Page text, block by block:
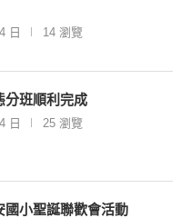
日 14 瀏覽
分班順利完成
日 25 瀏覽
國小聖誕聯歡會活動